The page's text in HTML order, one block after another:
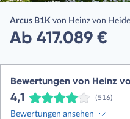
Arcus B1K von Heinz von
Ab 417.089 €
Bewertungen von Heinz
4,1 (516)
Bewertungen ansehen